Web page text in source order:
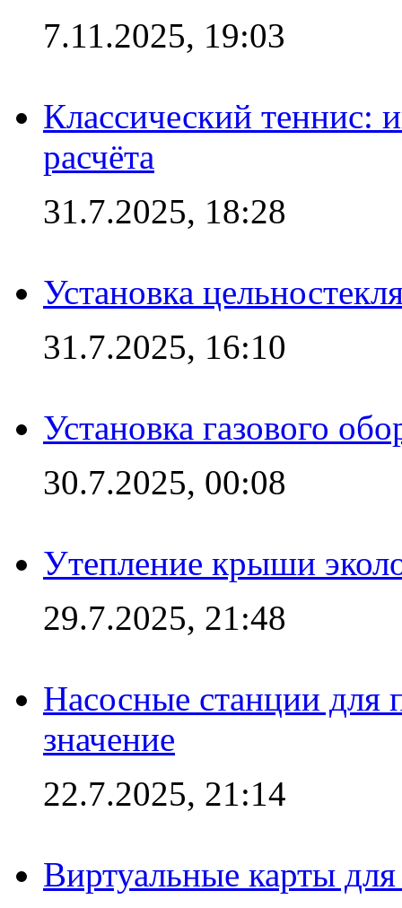
7.11.2025, 19:03
Классический теннис:
расчёта
31.7.2025, 18:28
Установка
31.7.2025, 16:10
Установка газового
30.7.2025, 00:08
Утепление крыши
29.7.2025, 21:48
Насосные станции для
значение
22.7.2025, 21:14
Виртуальные карты